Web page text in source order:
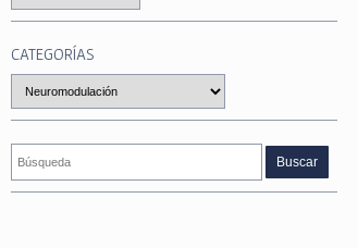
CATEGORÍAS
Categorías